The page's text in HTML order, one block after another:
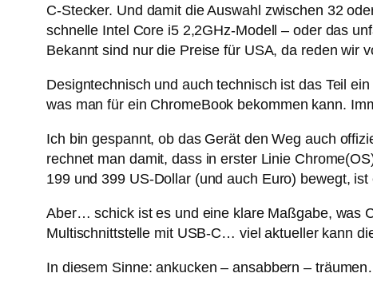
C-Stecker. Und damit die Auswahl zwischen 32
schnelle Intel Core i5 2,2GHz-Modell – oder das
Bekannt sind nur die Preise für USA, da reden wir
Designtechnisch und auch technisch ist das Teil
was man für ein ChromeBook bekommen kann.
Ich bin gespannt, ob das Gerät den Weg auch
rechnet man damit, dass in erster Linie
199 und 399 US-Dollar (und auch Euro) bewegt,
Aber… schick ist es und eine klare Maßgabe, was
Multischnittstelle mit USB-C… viel aktueller kann
In diesem Sinne: ankucken – ansabbern –